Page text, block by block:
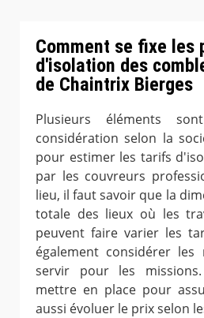
Comment se fixe les
d'isolation des
de Chaintrix Bierges
Plusieurs éléments
considération selon la
pour estimer les tarifs
par les couvreurs
lieu, il faut savoir que la
totale des lieux où les
peuvent faire varier les
également considérer
servir pour les
mettre en place pour
aussi évoluer le prix selon